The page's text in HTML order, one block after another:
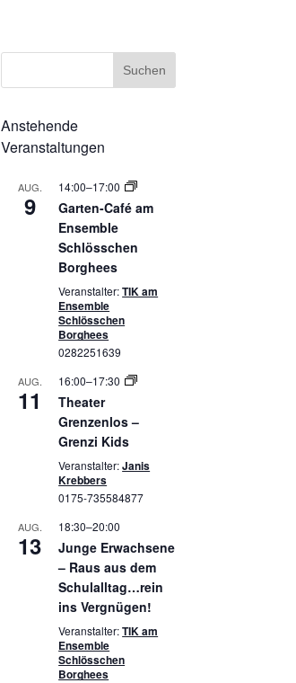
Anstehende
Veranstaltungen
AUG.
9
14:00–17:00
Garten-Café am
Ensemble
Schlösschen
Borghees
Veranstalter:TIK am
Ensemble
Schlösschen
Borghees
0282251639
AUG.
11
16:00–17:30
Theater
Grenzenlos –
Grenzi Kids
Veranstalter:Janis
Krebbers
0175-735584877
AUG.
13
18:30–20:00
Junge Erwachsene
– Raus aus dem
Schulalltag…rein
ins Vergnügen!
Veranstalter:TIK am
Ensemble
Schlösschen
Borghees